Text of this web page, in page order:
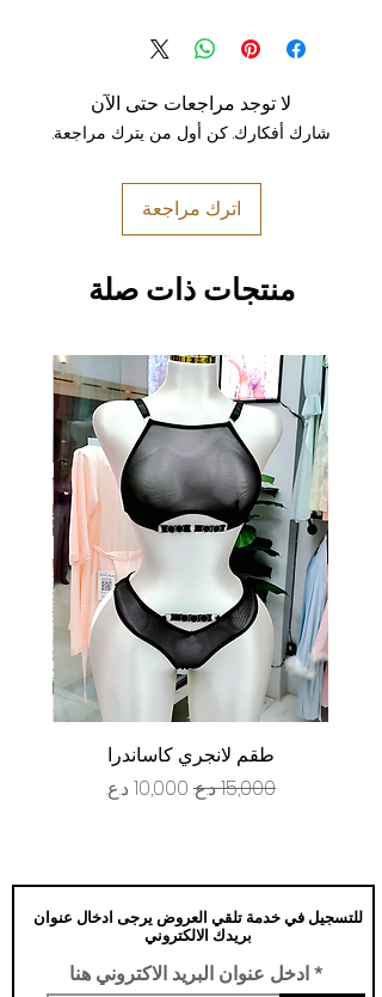
لا توجد مراجعات حتى الآن
شارك أفكارك. كن أول من يترك مراجعة.
اترك مراجعة
منتجات ذات صلة
طقم لانجري كاساندرا
سعر عادي سعر البيع
للتسجيل في خدمة تلقي العروض يرجى ادخال عنوان
بريدك الالكتروني
ادخل عنوان البريد الاكتروني هنا